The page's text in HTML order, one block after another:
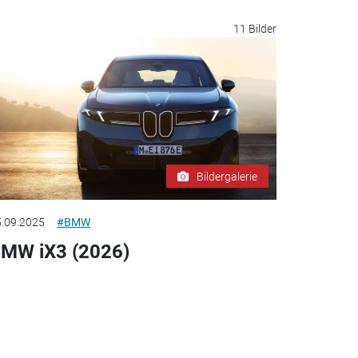
11 Bilder
Bildergalerie
#BMW
iX3 (2026)